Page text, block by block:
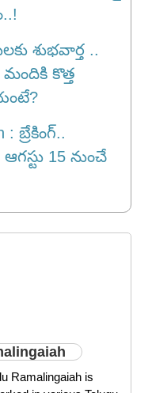
శుభవార్త ..
మందికి కొత్త
: బ్రేకింగ్‌..
15 నుంచే
Ramalingaiah is